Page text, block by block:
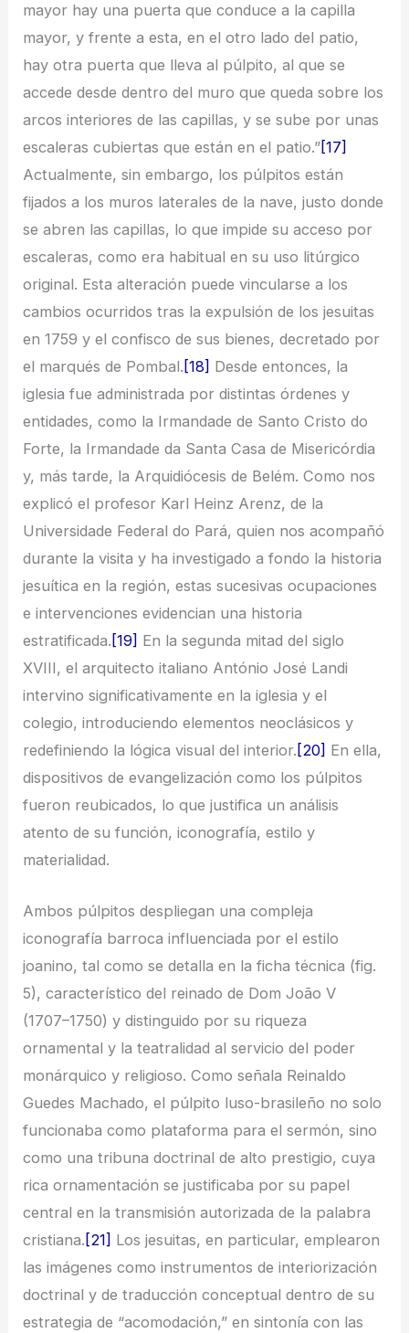
mayor hay una puerta que conduce a la capilla
mayor, y frente a esta, en el otro lado del patio,
hay otra puerta que lleva al púlpito, al que se
accede desde dentro del muro que queda sobre los
arcos interiores de las capillas, y se sube por unas
escaleras cubiertas que están en el patio.”[17]
Actualmente, sin embargo, los púlpitos están
fijados a los muros laterales de la nave, justo donde
se abren las capillas, lo que impide su acceso por
escaleras, como era habitual en su uso litúrgico
original. Esta alteración puede vincularse a los
cambios ocurridos tras la expulsión de los jesuitas
en 1759 y el confisco de sus bienes, decretado por
el marqués de Pombal. [18] Desde entonces, la
iglesia fue administrada por distintas órdenes y
entidades, como la Irmandade de Santo Cristo do
Forte, la Irmandade da Santa Casa de Misericórdia
y, más tarde, la Arquidiócesis de Belém. Como nos
explicó el profesor Karl Heinz Arenz, de la
Universidade Federal do Pará, quien nos acompañó
durante la visita y ha investigado a fondo la historia
jesuítica en la región, estas sucesivas ocupaciones
e intervenciones evidencian una historia
estratificada. [19] En la segunda mitad del siglo
XVIII, el arquitecto italiano António José Landi
intervino significativamente en la iglesia y el
colegio, introduciendo elementos neoclásicos y
redefiniendo la lógica visual del interior. [20] En ella,
dispositivos de evangelización como los púlpitos
fueron reubicados, lo que justifica un análisis
atento de su función, iconografía, estilo y
materialidad.
Ambos púlpitos despliegan una compleja
iconografía barroca influenciada por el estilo
joanino, tal como se detalla en la ficha técnica (fig.
5), característico del reinado de Dom João V
(1707–1750) y distinguido por su riqueza
ornamental y la teatralidad al servicio del poder
monárquico y religioso. Como señala Reinaldo
Guedes Machado, el púlpito luso-brasileño no solo
funcionaba como plataforma para el sermón, sino
como una tribuna doctrinal de alto prestigio, cuya
rica ornamentación se justificaba por su papel
central en la transmisión autorizada de la palabra
cristiana. [21] Los jesuitas, en particular, emplearon
las imágenes como instrumentos de interiorización
doctrinal y de traducción conceptual dentro de su
estrategia de “acomodación,” en sintonía con las